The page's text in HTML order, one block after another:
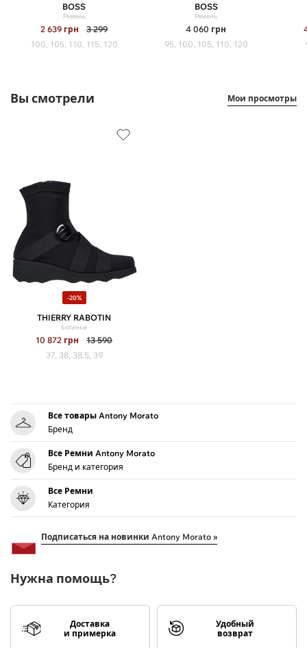
BOSS
Ремень
2 639 грн
3 299
100, 105, 110, 115, 120
BOSS
Ремень
4 060 грн
95, 100, 105, 110, 120
Вы смотрели Мои просмотры
-20%
THIERRY RABOTIN
Ботинки
10 872 грн
13 590
37, 38, 38.5, 39
Все товары Antony Morato
Бренд
Все Ремни Antony Morato
Бренд и категория
Все Ремни
Категория
Подписаться на новинки Antony Morato »
Нужна помощь?
Доставка
и примерка
Удобный
возврат